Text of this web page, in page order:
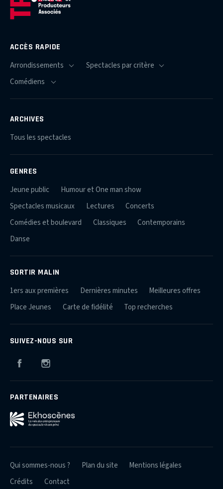
ACCÈS RAPIDE
ARCHIVES
Tous les spectacles
GENRES
Jeune public
Humour et One man show
Spectacles musicaux
Lectures
Concerts
Comédies et boulevard
Classiques
Contemporains
Danse
SORTIR MALIN
1ers aux premières Dernières minutes
Meilleures offres
Place Jeunes
Carte de fidélité Top recherches
SUIVEZ-NOUS SUR
Facebook
PARTENAIRES
Qui sommes-nous ? Plan du site
Mentions légales
Crédits
Contact